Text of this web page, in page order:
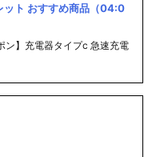
ット おすすめ商品（04:0
ン】充電器タイプc 急速充電